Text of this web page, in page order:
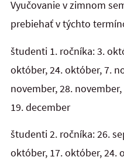
Vyučovanie v zimnom
prebiehať v týchto
študenti 1. ročníka: 3.
október, 24. október, 7.
november, 28.
19. december
študenti 2. ročníka: 26.
október, 17. október, 24.